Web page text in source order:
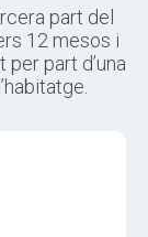
part del
12 mesos i
part d’una